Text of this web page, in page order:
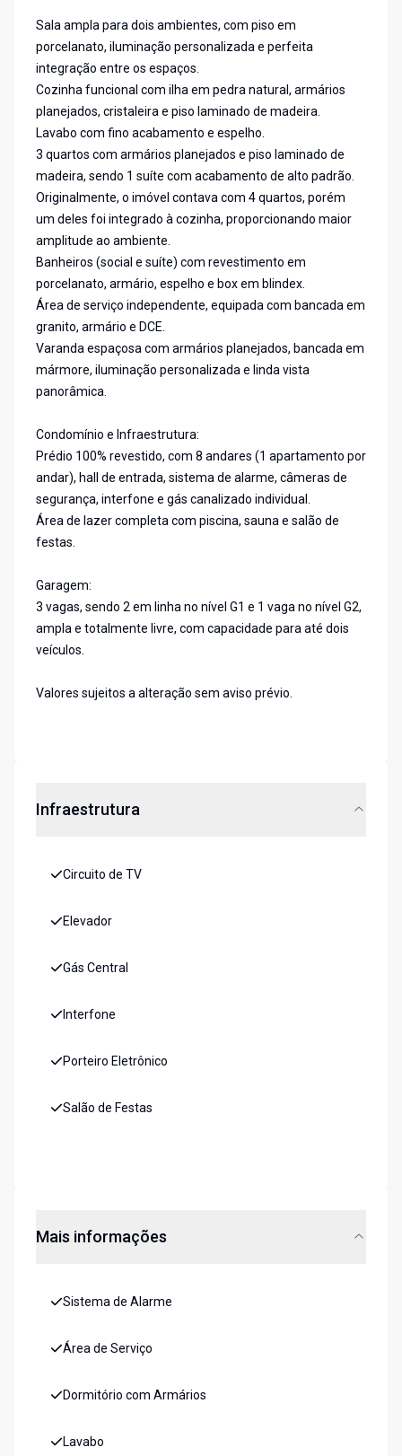
Sala ampla para dois ambientes, com piso em
porcelanato, iluminação personalizada e perfeita
integração entre os espaços.
Cozinha funcional com ilha em pedra natural, armários
planejados, cristaleira e piso laminado de madeira.
Lavabo com fino acabamento e espelho.
3 quartos com armários planejados e piso laminado de
madeira, sendo 1 suíte com acabamento de alto padrão.
Originalmente, o imóvel contava com 4 quartos, porém
um deles foi integrado à cozinha, proporcionando maior
amplitude ao ambiente.
Banheiros (social e suíte) com revestimento em
porcelanato, armário, espelho e box em blindex.
Área de serviço independente, equipada com bancada em
granito, armário e DCE.
Varanda espaçosa com armários planejados, bancada em
mármore, iluminação personalizada e linda vista
panorâmica.
Condomínio e Infraestrutura:
Prédio 100% revestido, com 8 andares (1 apartamento por
andar), hall de entrada, sistema de alarme, câmeras de
segurança, interfone e gás canalizado individual.
Área de lazer completa com piscina, sauna e salão de
festas.
Garagem:
3 vagas, sendo 2 em linha no nível G1 e 1 vaga no nível G2,
ampla e totalmente livre, com capacidade para até dois
veículos.
Valores sujeitos a alteração sem aviso prévio.
Infraestrutura
Circuito de TV
Elevador
Gás Central
Interfone
Porteiro Eletrônico
Salão de Festas
Mais informações
Sistema de Alarme
Área de Serviço
Dormitório com Armários
Lavabo